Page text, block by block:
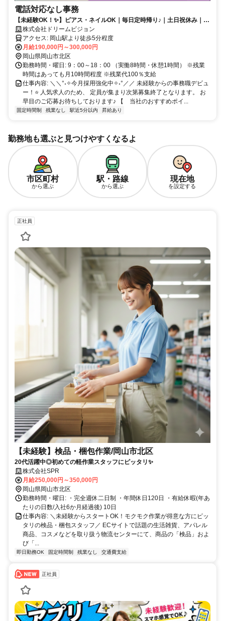
電話対応なし事務
【未経験OK！✨】ピアス・ネイルOK｜毎日定時帰り♪｜土日祝休み｜ピ
アス・ネイル・服装自由｜昇給・賞与あり
株式会社ドリームビジョン
アクセス: 岡山駅より徒歩5分程度
月給190,000円～300,000円
岡山県岡山市北区
勤務時間・曜日: 9：00～18：00 （実働8時間・休憩1時間） ※残業
時間はあっても月10時間程度 ※残業代100％支給
仕事内容: ＼＼°˖✧今月採用強化中✧˖°／／ 未経験からの事務職デビュ
ー！⭐ 人気求人のため、 定員が集まり次第募集終了となります。 お
早目のご応募お待ちしております♪ 【 当社のおすすめポイ...
固定時間制 残業なし 駅近5分以内 昇給あり
勤務地も選ぶと見つけやすくなるよ
市区町村
から選ぶ
駅・路線
から選ぶ
現在地
を設定する
正社員
【未経験】検品・梱包作業/岡山市北区
20代活躍中◎初めての軽作業スタッフにピッタリ✨
株式会社SPR
月給250,000円～350,000円
岡山県岡山市北区
勤務時間・曜日: ・完全週休二日制 ・年間休日120日 ・有給休暇(年あ
たりの日数/入社6か月経過後) 10日
仕事内容: ＼未経験からスタートOK！モクモク作業が得意な方にピッ
タリの検品・梱包スタッフ／ ECサイトで話題の生活雑貨、アパレル
商品、コスメなどを取り扱う物流センターにて、商品の「検品」およ
び「...
即日勤務OK 固定時間制 残業なし 交通費支給
正社員